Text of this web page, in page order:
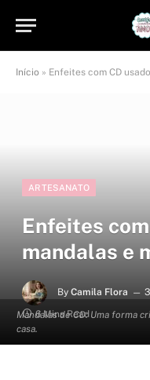
Início » Enfeites com CD
Mandalas de CD: Uma forma
casa.
ARTESANATO
Enfeites
mandalas e
By Camila Flora
6 Mins Read